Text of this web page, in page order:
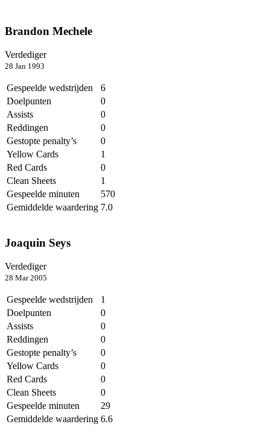
Brandon Mechele
Verdediger
28 Jan 1993
Gespeelde wedstrijden
6
Doelpunten
0
Assists
0
Reddingen
0
Gestopte penalty’s
0
Yellow Cards
1
Red Cards
0
Clean Sheets
1
Gespeelde minuten
570
Gemiddelde waardering 7.0
Joaquin Seys
Verdediger
28 Mar 2005
Gespeelde wedstrijden
1
Doelpunten
0
Assists
0
Reddingen
0
Gestopte penalty’s
0
Yellow Cards
0
Red Cards
0
Clean Sheets
0
Gespeelde minuten
29
Gemiddelde waardering 6.6